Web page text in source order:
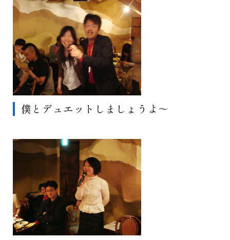
僕とデュエットしましょうよ～